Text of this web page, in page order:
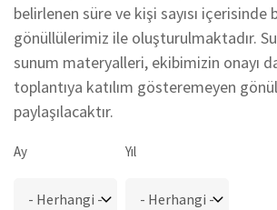
belirlenen süre ve kişi sayısı içerisinde
gönüllülerimiz ile oluşturulmaktadır.
sunum materyalleri, ekibimizin onayı
toplantıya katılım gösteremeyen
paylaşılacaktır.
Ay Yıl